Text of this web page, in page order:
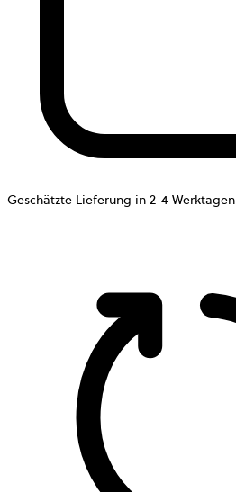
Geschätzte Lieferung in 2-4 Werktagen